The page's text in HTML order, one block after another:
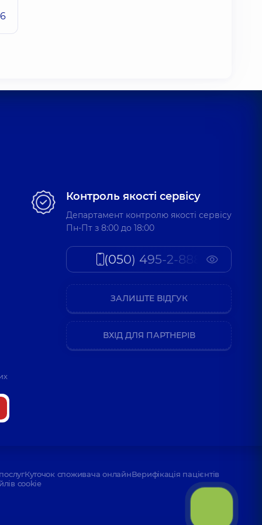
Контроль якості сервісу
Департамент контролю якості сервісу
Пн-Пт з 8:00 до 18:00
(050) 495-2-888
ЗАЛИШТЕ ВІДГУК
ВХІД ДЛЯ ПАРТНЕРІВ
Куточок споживача онлайнВерифікація пацієнтів
cookie